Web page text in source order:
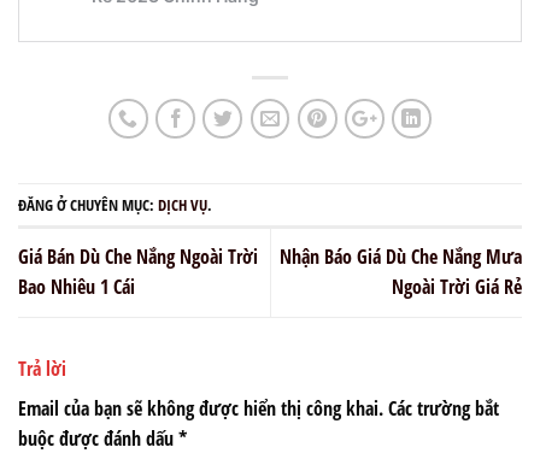
ĐĂNG Ở CHUYÊN MỤC: DỊCH VỤ.
Giá Bán Dù Che Nắng Ngoài Trời
Bao Nhiêu 1 Cái
Nhận Báo Giá Dù Che Nắng Mưa
Ngoài Trời Giá Rẻ
Trả lời
Email của bạn sẽ không được hiển thị công khai.Các trường bắt
buộc được đánh dấu*